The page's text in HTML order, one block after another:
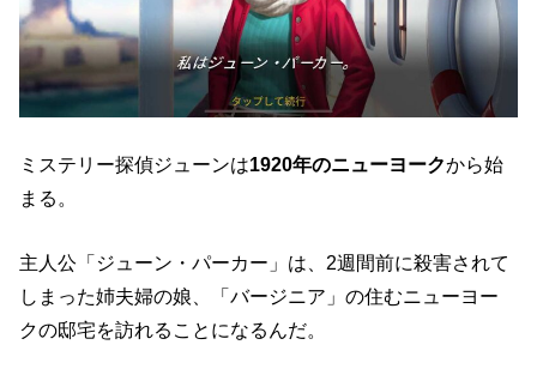
ミステリー探偵ジューンは1920年のニューヨークから始
まる。
主人公「ジューン・パーカー」は、2週間前に殺害されて
しまった姉夫婦の娘、「バージニア」の住むニューヨー
クの邸宅を訪れることになるんだ。